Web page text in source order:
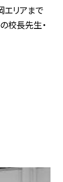
エリアまで
校長先生・